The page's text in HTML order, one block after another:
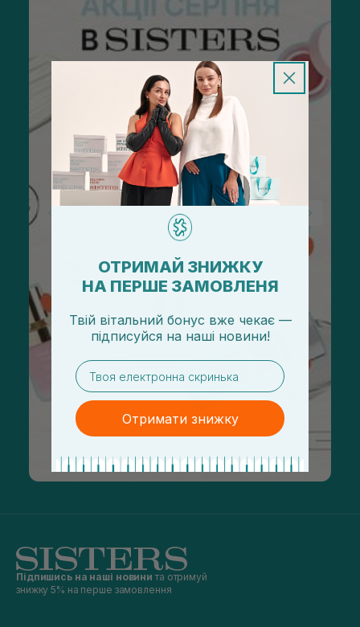
Підпишись на наші новини та отримуй
знижку 5% на перше замовлення
ОТРИМАЙ ЗНИЖКУ
НА ПЕРШЕ ЗАМОВЛЕНЯ
Твій вітальний бонус вже чекає —
підписуйся на наші новини!
email
Отримати знижку